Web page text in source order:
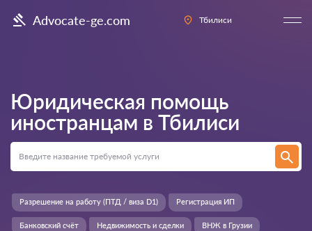
Advocate-ge.com Тбилиси
Юридическая помощь
иностранцам в Тбилиси
ВНЖ в Грузии
Разрешение на работу (ПТД / виза D1) Регистрация ИП
Банковский счёт Недвижимость и сделки